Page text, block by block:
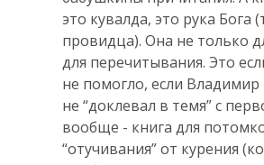
это кувалда, это рука Бога
провидца). Она не только
для перечитывания. Это
не помогло, если
не “доклевал в темя” с
вообще - книга для
“отучивания” от курения